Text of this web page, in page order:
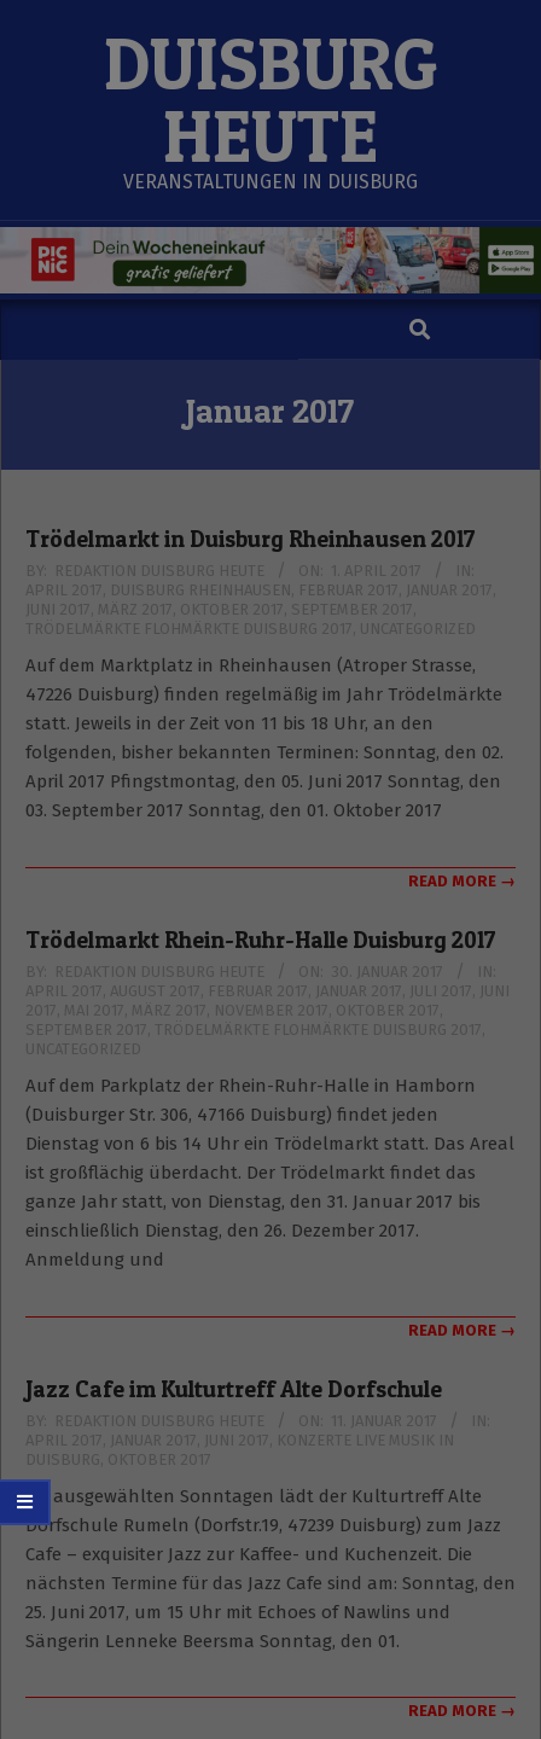
DUISBURG
HEUTE
VERANSTALTUNGEN IN DUISBURG
Search
Januar 2017
Trödelmarkt in Duisburg Rheinhausen 2017
2017-
04-
01
BY: REDAKTION DUISBURG HEUTE ON: 1. APRIL 2017
IN:
APRIL 2017 DUISBURG RHEINHAUSEN FEBRUAR 2017 JANUAR 2017
JUNI 2017
MÄRZ 2017 OKTOBER 2017 SEPTEMBER 2017
TRÖDELMÄRKTE FLOHMÄRKTE DUISBURG 2017 UNCATEGORIZED
Auf dem Marktplatz in Rheinhausen (Atroper Strasse,
47226 Duisburg) finden regelmäßig im Jahr Trödelmärkte
statt. Jeweils in der Zeit von 11 bis 18 Uhr, an den
folgenden, bisher bekannten Terminen: Sonntag, den 02.
April 2017 Pfingstmontag, den 05. Juni 2017 Sonntag, den
03. September 2017 Sonntag, den 01. Oktober 2017
READ MORE →
Trödelmarkt Rhein-Ruhr-Halle Duisburg 2017
2017-
01-
30
BY: REDAKTION DUISBURG HEUTE ON: 30. JANUAR 2017
IN:
APRIL 2017 AUGUST 2017 FEBRUAR 2017 JANUAR 2017 JULI 2017 JUNI
2017
MAI 2017 MÄRZ 2017 NOVEMBER 2017 OKTOBER 2017
SEPTEMBER 2017
TRÖDELMÄRKTE FLOHMÄRKTE DUISBURG 2017
UNCATEGORIZED
Auf dem Parkplatz der Rhein-Ruhr-Halle in Hamborn
(Duisburger Str. 306, 47166 Duisburg) findet jeden
Dienstag von 6 bis 14 Uhr ein Trödelmarkt statt. Das Areal
ist großflächig überdacht. Der Trödelmarkt findet das
ganze Jahr statt, von Dienstag, den 31. Januar 2017 bis
einschließlich Dienstag, den 26. Dezember 2017.
Anmeldung und
READ MORE →
Jazz Cafe im Kulturtreff Alte Dorfschule
2017-
01-
11
BY: REDAKTION DUISBURG HEUTE ON: 11. JANUAR 2017
IN:
APRIL 2017 JANUAR 2017 JUNI 2017 KONZERTE LIVE MUSIK IN
DUISBURG OKTOBER 2017
An ausgewählten Sonntagen lädt der Kulturtreff Alte
Dorfschule Rumeln (Dorfstr.19, 47239 Duisburg) zum Jazz
Cafe – exquisiter Jazz zur Kaffee- und Kuchenzeit. Die
nächsten Termine für das Jazz Cafe sind am: Sonntag, den
25. Juni 2017, um 15 Uhr mit Echoes of Nawlins und
Sängerin Lenneke Beersma Sonntag, den 01.
READ MORE →